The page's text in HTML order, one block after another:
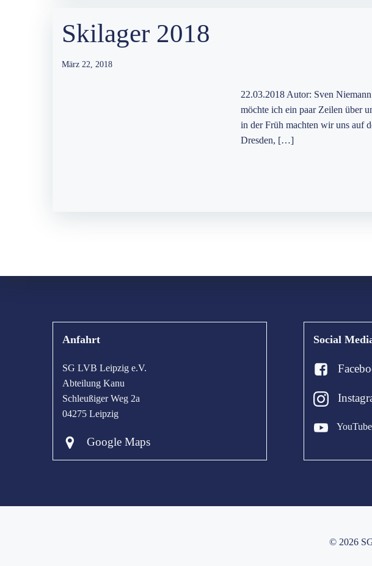
Skilager 2018
März 22, 2018
22.03.2018 Autor: Sven
möchte ich ein paar Zeilen über
in der Früh machten wir uns auf
Dresden, […]
Anfahrt
SG LVB Leipzig e.V.
Abteilung Kanu
Schleußiger Weg 2a
04275 Leipzig
Google Maps
Social
YouTube
© 2026